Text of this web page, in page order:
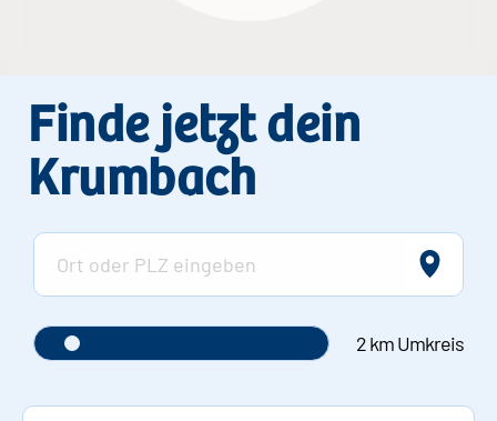
Finde jetzt dein
Krumbach
2 km Umkreis